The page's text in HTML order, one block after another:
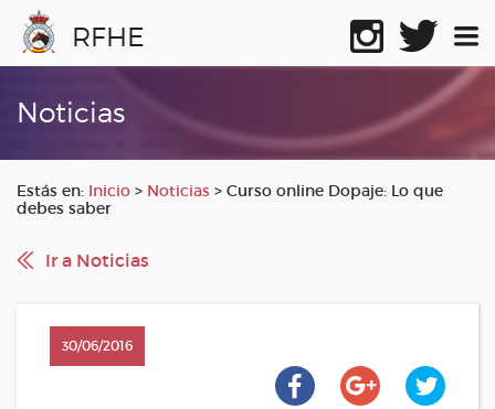
RFHE
Noticias
Estás en: Inicio > Noticias > Curso online Dopaje: Lo que
debes saber
Ir a Noticias
30/06/2016